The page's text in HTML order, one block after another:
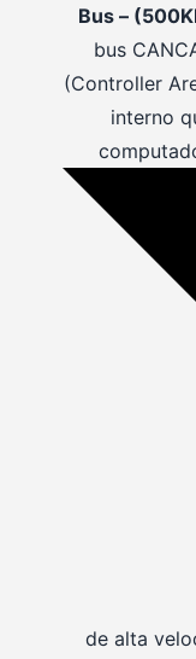
Bus –
bus CAN
(Controller
interno
de alta